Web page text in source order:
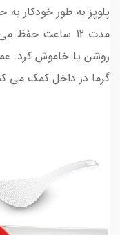
پلوپز به طور خودکار
مدت 12 ساعت
روشن یا خاموش کرد.
گرما در داخل کمک می